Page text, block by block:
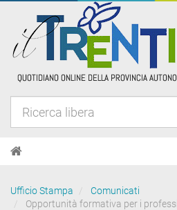
Ufficio Stampa
Comunicati
Opportunità formativa per i